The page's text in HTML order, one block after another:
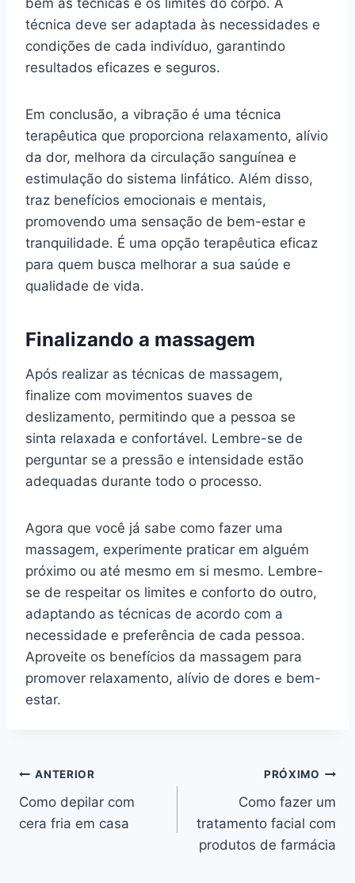
técnica deve ser adaptada às necessidades e
condições de cada indivíduo, garantindo
resultados eficazes e seguros.
Em conclusão, a vibração é uma técnica
terapêutica que proporciona relaxamento, alívio
da dor, melhora da circulação sanguínea e
estimulação do sistema linfático. Além disso,
traz benefícios emocionais e mentais,
promovendo uma sensação de bem-estar e
tranquilidade. É uma opção terapêutica eficaz
para quem busca melhorar a sua saúde e
qualidade de vida.
Finalizando a massagem
Após realizar as técnicas de massagem,
finalize com movimentos suaves de
deslizamento, permitindo que a pessoa se
sinta relaxada e confortável. Lembre-se de
perguntar se a pressão e intensidade estão
adequadas durante todo o processo.
Agora que você já sabe como fazer uma
massagem, experimente praticar em alguém
próximo ou até mesmo em si mesmo. Lembre-
se de respeitar os limites e conforto do outro,
adaptando as técnicas de acordo com a
necessidade e preferência de cada pessoa.
Aproveite os benefícios da massagem para
promover relaxamento, alívio de dores e bem-
estar.
Navegação
de
ANTERIOR
Como depilar com
cera fria em casa
PRÓXIMO
Como fazer um
tratamento facial com
produtos de farmácia